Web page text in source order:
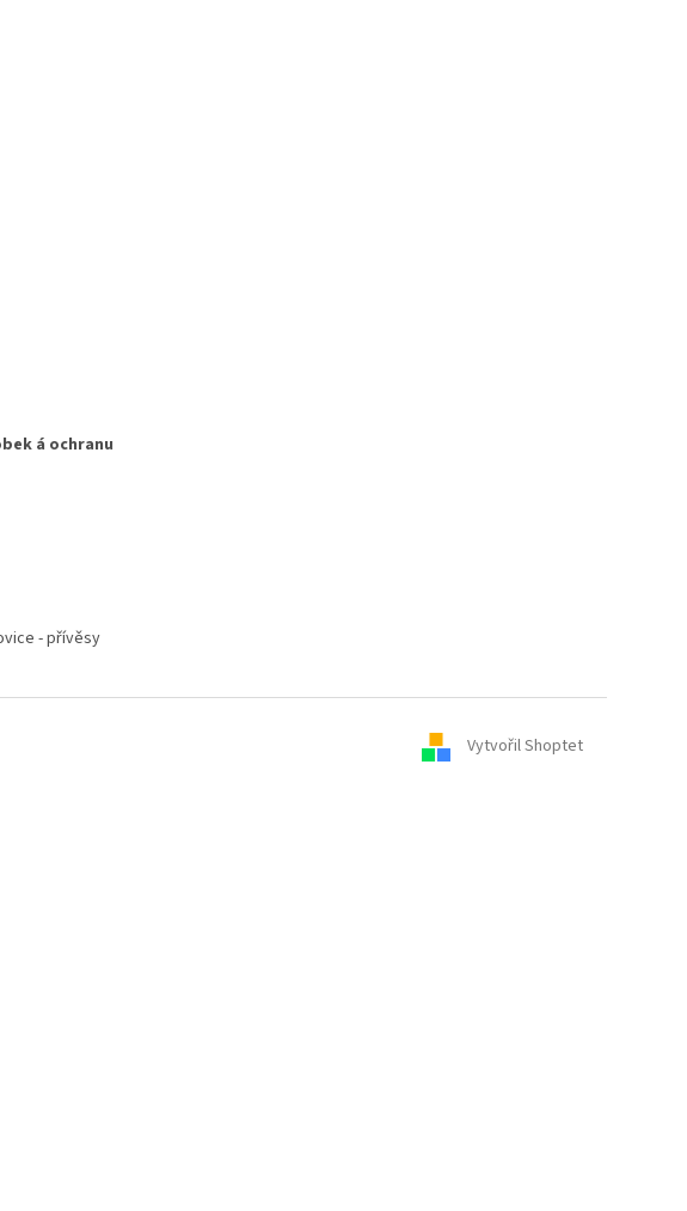
á ochranu
- přívěsy
Vytvořil Shoptet